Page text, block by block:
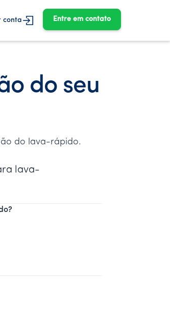
conta Entre em contato
do seu
do lava-rápido.
lava-